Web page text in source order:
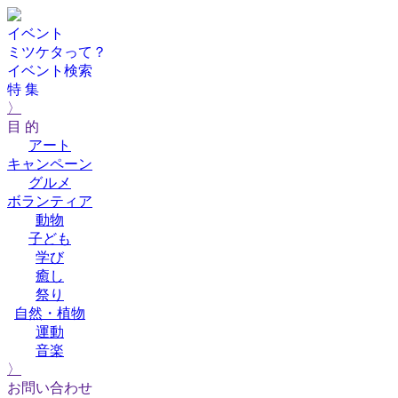
イベント
ミツケタって？
イベント検索
特 集
〉
目 的
アート
キャンペーン
グルメ
ボランティア
動物
子ども
学び
癒し
祭り
自然・植物
運動
音楽
〉
お問い合わせ